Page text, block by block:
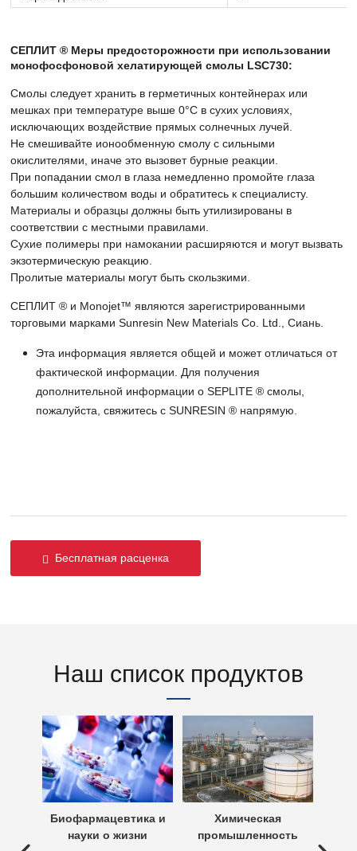
СЕПЛИТ ® Меры предосторожности при использовании
монофосфоновой хелатирующей смолы LSC730:
Смолы следует хранить в герметичных контейнерах или
мешках при температуре выше 0°C в сухих условиях,
исключающих воздействие прямых солнечных лучей.
Не смешивайте ионообменную смолу с сильными
окислителями, иначе это вызовет бурные реакции.
При попадании смол в глаза немедленно промойте глаза
большим количеством воды и обратитесь к специалисту.
Материалы и образцы должны быть утилизированы в
соответствии с местными правилами.
Сухие полимеры при намокании расширяются и могут вызвать
экзотермическую реакцию.
Пролитые материалы могут быть скользкими.
СЕПЛИТ ® и Monojet™ являются зарегистрированными
торговыми марками Sunresin New Materials Co. Ltd., Сиань.
Эта информация является общей и может отличаться от
фактической информации. Для получения
дополнительной информации о SEPLITE ® смолы,
пожалуйста, свяжитесь с SUNRESIN ® напрямую.
Бесплатная расценка
Наш список продуктов
Биофармацевтика и
науки о жизни
Химическая
промышленность